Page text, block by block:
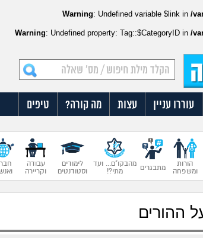
Warning: Undefined variable $link in /
Warning: Undefined property: Tag::$CategoryID in /
עוררו עניין עצות מה קורה? טיפים
הורות
ומשפחה
מתבגרים
מהבקו"ם... ועד
מתי?!
לימודים
וסטודנטים
עבודה
וקריירה
ההורים